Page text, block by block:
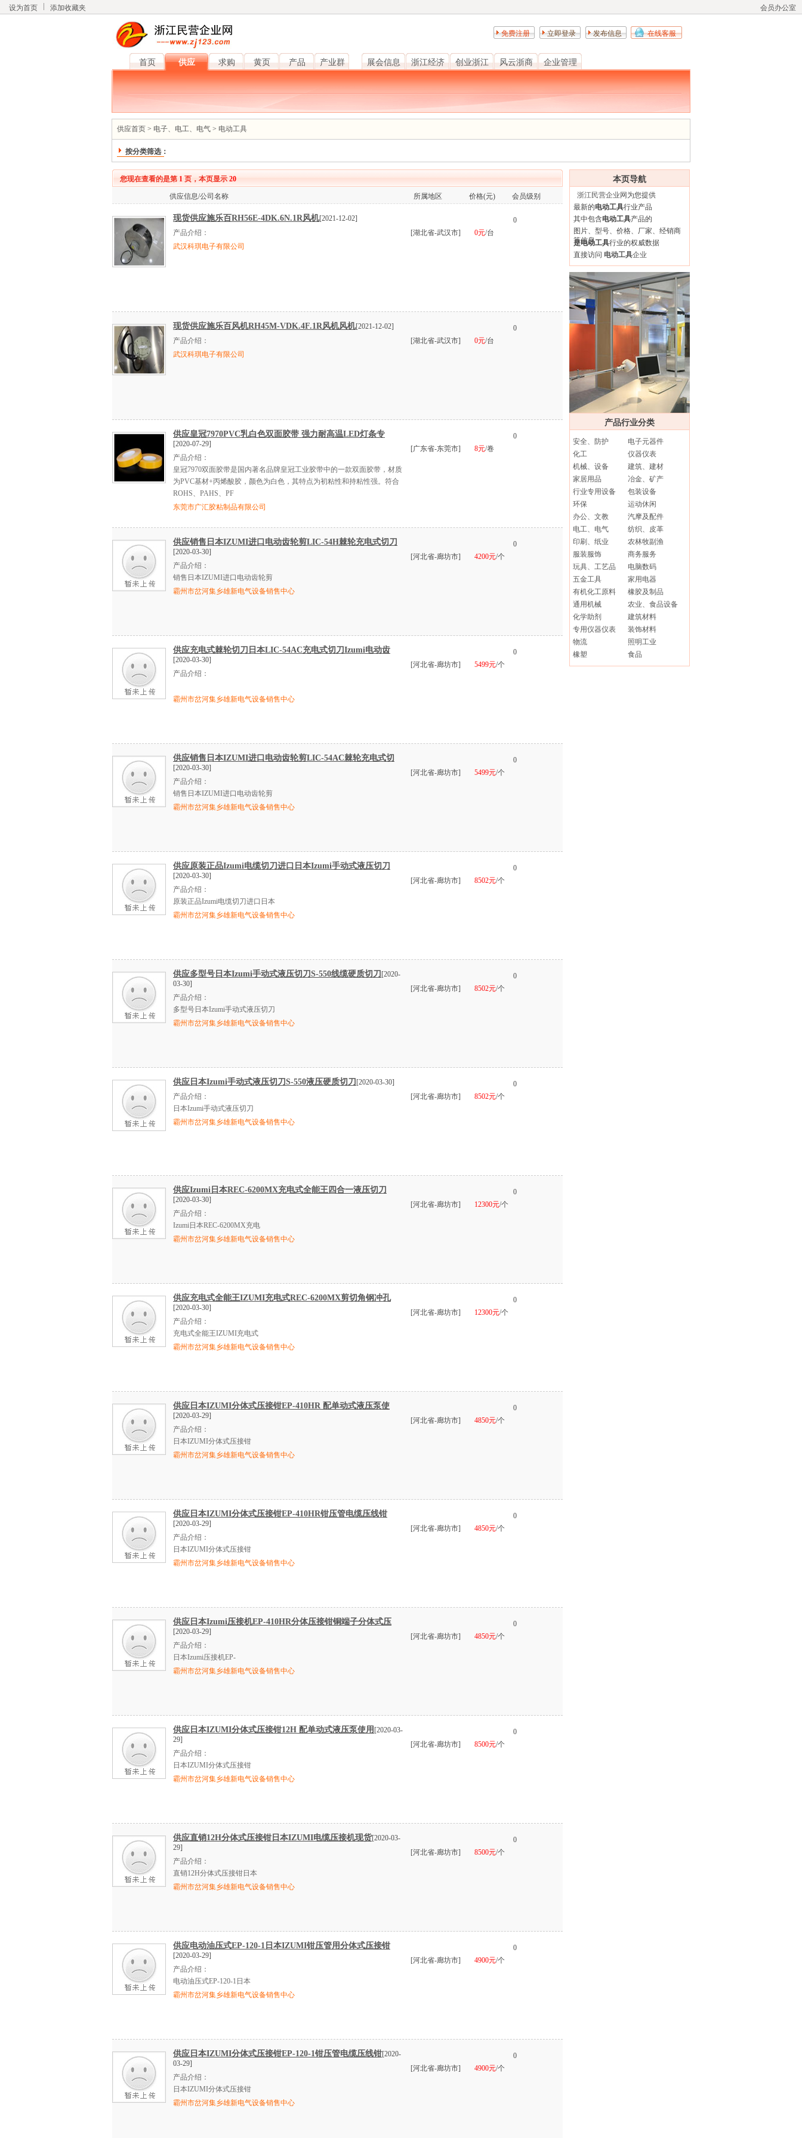
设为首页 添加收藏夹 会员办公室
免费注册 立即登录 发布信息 在线客服
首页 供应 求购 黄页 产品 产业群 展会信息 浙江经济 创业浙江 风云浙商 企业管理
供应首页 > 电子、电工、电气 > 电动工具
按分类筛选：
您现在查看的是第 1 页，本页显示 20
供应信息/公司名称 所属地区 价格(元) 会员级别
现货供应施乐百RH56E-4DK.6N.1R风机[2021-12-02]
产品介绍：
武汉科琪电子有限公司
[湖北省-武汉市] 0元/台
0
现货供应施乐百风机RH45M-VDK.4F.1R风机风机[2021-12-02]
产品介绍：
武汉科琪电子有限公司
[湖北省-武汉市] 0元/台
0
供应皇冠7970PVC乳白色双面胶带 强力耐高温LED灯条专
[2020-07-29]
产品介绍：
皇冠7970双面胶带是国内著名品牌皇冠工业胶带中的一款双面胶带，材质
为PVC基材+丙烯酸胶，颜色为白色，其特点为初粘性和持粘性强。符合
ROHS、PAHS、PF
东莞市广汇胶粘制品有限公司
[广东省-东莞市] 8元/卷
0
供应销售日本IZUMI进口电动齿轮剪LIC-54H棘轮充电式切刀
[2020-03-30]
产品介绍：
销售日本IZUMI进口电动齿轮剪
霸州市岔河集乡雄新电气设备销售中心
[河北省-廊坊市] 4200元/个
0
供应充电式棘轮切刀日本LIC-54AC充电式切刀Izumi电动齿
[2020-03-30]
产品介绍：
霸州市岔河集乡雄新电气设备销售中心
[河北省-廊坊市] 5499元/个
0
供应销售日本IZUMI进口电动齿轮剪LIC-54AC棘轮充电式切
[2020-03-30]
产品介绍：
销售日本IZUMI进口电动齿轮剪
霸州市岔河集乡雄新电气设备销售中心
[河北省-廊坊市] 5499元/个
0
供应原装正品Izumi电缆切刀进口日本Izumi手动式液压切刀
[2020-03-30]
产品介绍：
原装正品Izumi电缆切刀进口日本
霸州市岔河集乡雄新电气设备销售中心
[河北省-廊坊市] 8502元/个
0
供应多型号日本Izumi手动式液压切刀S-550线缆硬质切刀 [2020-
03-30]
产品介绍：
多型号日本Izumi手动式液压切刀
霸州市岔河集乡雄新电气设备销售中心
[河北省-廊坊市] 8502元/个
0
供应日本Izumi手动式液压切刀S-550液压硬质切刀 [2020-03-30]
产品介绍：
日本Izumi手动式液压切刀
霸州市岔河集乡雄新电气设备销售中心
[河北省-廊坊市] 8502元/个
0
供应Izumi日本REC-6200MX充电式全能王四合一液压切刀
[2020-03-30]
产品介绍：
Izumi日本REC-6200MX充电
霸州市岔河集乡雄新电气设备销售中心
[河北省-廊坊市] 12300元/个
0
供应充电式全能王IZUMI充电式REC-6200MX剪切角钢冲孔
[2020-03-30]
产品介绍：
充电式全能王IZUMI充电式
霸州市岔河集乡雄新电气设备销售中心
[河北省-廊坊市] 12300元/个
0
供应日本IZUMI分体式压接钳EP-410HR 配单动式液压泵使
[2020-03-29]
产品介绍：
日本IZUMI分体式压接钳
霸州市岔河集乡雄新电气设备销售中心
[河北省-廊坊市] 4850元/个
0
供应日本IZUMI分体式压接钳EP-410HR钳压管电缆压线钳
[2020-03-29]
产品介绍：
日本IZUMI分体式压接钳
霸州市岔河集乡雄新电气设备销售中心
[河北省-廊坊市] 4850元/个
0
供应日本Izumi压接机EP-410HR分体压接钳铜端子分体式压
[2020-03-29]
产品介绍：
日本Izumi压接机EP-
霸州市岔河集乡雄新电气设备销售中心
[河北省-廊坊市] 4850元/个
0
供应日本IZUMI分体式压接钳12H 配单动式液压泵使用 [2020-03-
29]
产品介绍：
日本IZUMI分体式压接钳
霸州市岔河集乡雄新电气设备销售中心
[河北省-廊坊市] 8500元/个
0
供应直销12H分体式压接钳日本IZUMI电缆压接机现货[2020-03-
29]
产品介绍：
直销12H分体式压接钳日本
霸州市岔河集乡雄新电气设备销售中心
[河北省-廊坊市] 8500元/个
0
供应电动油压式EP-120-1日本IZUMI钳压管用分体式压接钳
[2020-03-29]
产品介绍：
电动油压式EP-120-1 日本
霸州市岔河集乡雄新电气设备销售中心
[河北省-廊坊市] 4900元/个
0
供应日本IZUMI分体式压接钳EP-120-1钳压管电缆压线钳[2020-
03-29]
产品介绍：
日本IZUMI分体式压接钳
霸州市岔河集乡雄新电气设备销售中心
[河北省-廊坊市] 4900元/个
0
本页导航
浙江民营企业网 为您提供
最新的电动工具行业产品
其中包含电动工具产品的
图片、型号、价格、厂家、经销商
等信息
是电动工具行业的权威数据
直接访问 电动工具企业
产品行业分类
安全、防护
电子元器件
化工
仪器仪表
机械、设备
建筑、建材
家居用品
冶金、矿产
行业专用设备
包装设备
环保
运动休闲
办公、文教
汽摩及配件
电工、电气
纺织、皮革
印刷、纸业
农林牧副渔
服装服饰
商务服务
玩具、工艺品
电脑数码
五金工具
家用电器
有机化工原料
橡胶及制品
通用机械
农业、食品设备
化学助剂
建筑材料
专用仪器仪表
装饰材料
物流
照明工业
橡塑
食品